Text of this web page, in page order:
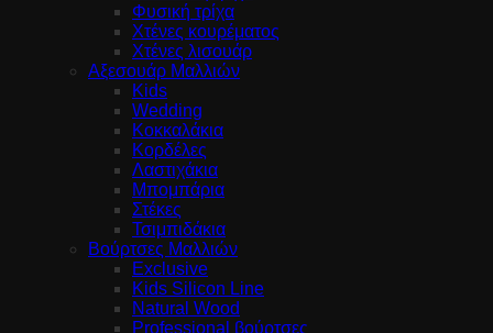
Φυσική τρίχα
Χτένες κουρέματος
Χτένες λισουάρ
Αξεσουάρ Μαλλιών
Kids
Wedding
Κοκκαλάκια
Κορδέλες
Λαστιχάκια
Μπομπάρια
Στέκες
Τσιμπιδάκια
Βούρτσες Μαλλιών
Exclusive
Kids Silicon Line
Natural Wood
Professional βούρτσες